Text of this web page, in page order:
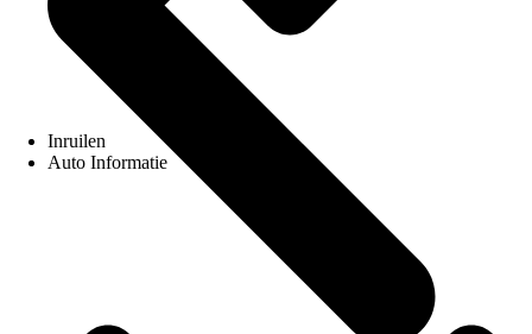
Inruilen
Auto Informatie